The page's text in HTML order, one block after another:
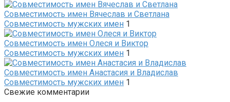
Совместимость имен Вячеслав и Светлана
Совместимость мужских имен 1
Совместимость имен Олеся и Виктор
Совместимость мужских имен 1
Совместимость имен Анастасия и Владислав
Совместимость мужских имен 1
Свежие комментарии